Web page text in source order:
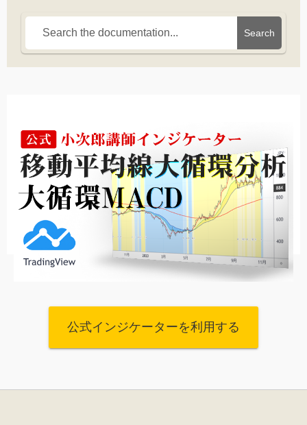
Search
公式インジケーターを利用する